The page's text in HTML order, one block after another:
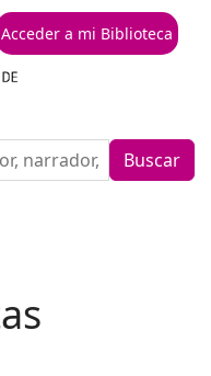
Acceder a mi Biblioteca
Buscar